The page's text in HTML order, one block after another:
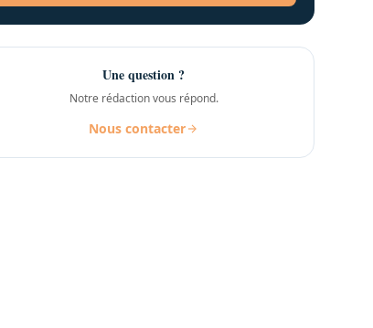
Une question ?
Notre rédaction vous répond.
Nous contacter